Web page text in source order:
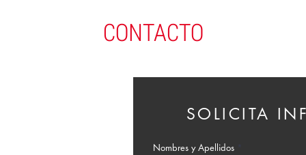
CONTACTO
SOLICITA
Nombres y Apellidos